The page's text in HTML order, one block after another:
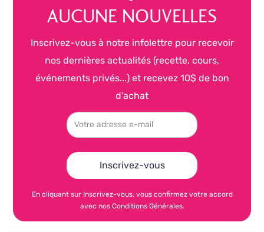
AUCUNE NOUVELLES
Inscrivez-vous à notre infolettre pour recevoir
nos dernières actualités (recette, cours,
événements privés...) et recevez 10$ de bon
d'achat
En cliquant sur Inscrivez-vous, vous confirmez votre accord
avec nos Conditions Générales.